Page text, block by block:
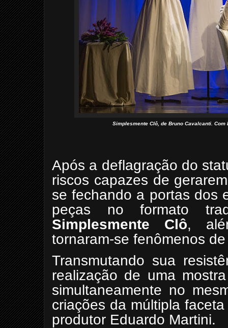
Simplesmente Clô, de Bruno Cavalcanti.
Após a deflagração do
riscos capazes de
se fechando a portas dos
peças no formato
Simplesmente Clô,
tornaram-se fenômenos
Transmutando sua
realização de uma
simultaneamente no
criações da múltipla
produtor Eduardo Martini.